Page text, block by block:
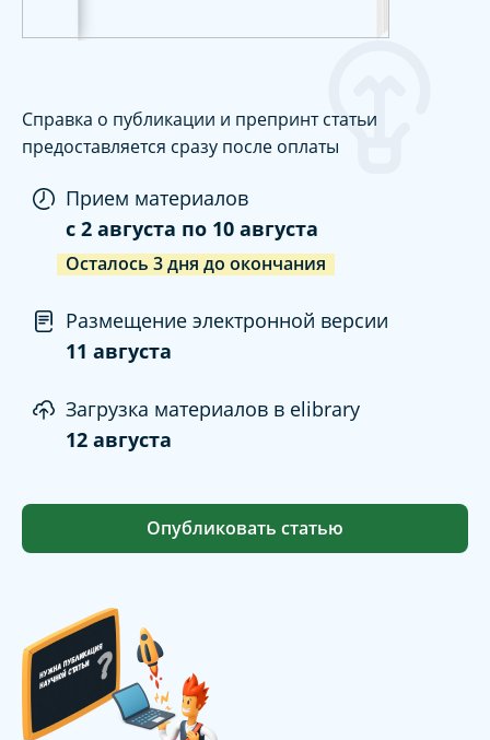
Справка о публикации и препринт статьи
предоставляется сразу после оплаты
Прием материалов
c 2 августа по 10 августа
Осталось 3дня до окончания
Размещение электронной версии
11 августа
Загрузка материалов в elibrary
12 августа
Опубликовать статью